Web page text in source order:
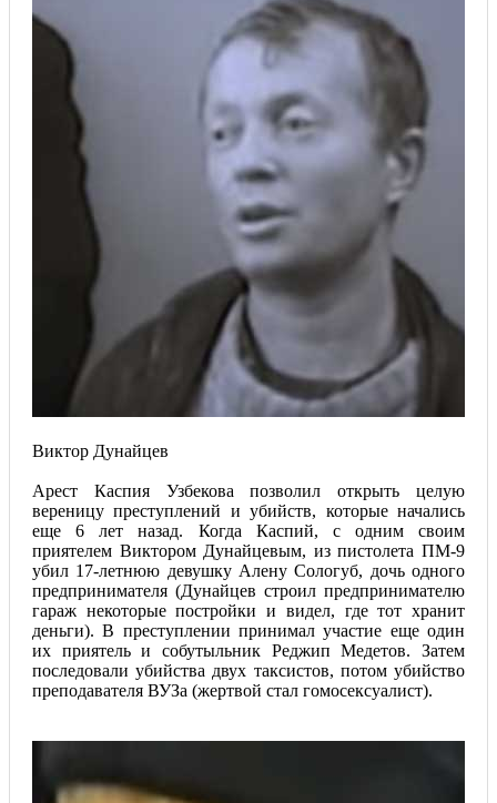
Виктор Дунайцев
Арест Каспия Узбекова позволил открыть целую
вереницу преступлений и убийств, которые начались
еще 6 лет назад. Когда Каспий, с одним своим
приятелем Виктором Дунайцевым, из пистолета ПМ-9
убил 17-летнюю девушку Алену Сологуб, дочь одного
предпринимателя (Дунайцев строил предпринимателю
гараж некоторые постройки и видел, где тот хранит
деньги). В преступлении принимал участие еще один
их приятель и собутыльник Реджип Медетов. Затем
последовали убийства двух таксистов, потом убийство
преподавателя ВУЗа (жертвой стал гомосексуалист).